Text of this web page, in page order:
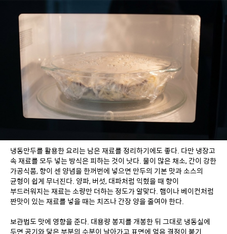
냉동만두를 활용한 요리는 남은 재료를 정리하기에도 좋다. 다만 냉장고
속 재료를 모두 넣는 방식은 피하는 것이 낫다. 물이 많은 채소, 간이 강한
가공식품, 향이 센 양념을 한꺼번에 넣으면 만두의 기본 맛과 소스의
균형이 쉽게 무너진다. 양파, 버섯, 대파처럼 익혔을 때 향이
부드러워지는 재료는 소량만 더하는 정도가 알맞다. 햄이나 베이컨처럼
짠맛이 있는 재료를 넣을 때는 치즈나 간장 양을 줄여야 한다.
보관법도 맛에 영향을 준다. 대용량 봉지를 개봉한 뒤 그대로 냉동실에
두면 공기와 닿은 부분의 수분이 날아가고 표면에 얼음 결정이 붙기